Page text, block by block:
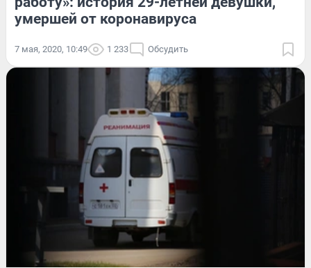
умершей от коронавируса
7 мая, 2020, 10:49 1 233 Обсудить